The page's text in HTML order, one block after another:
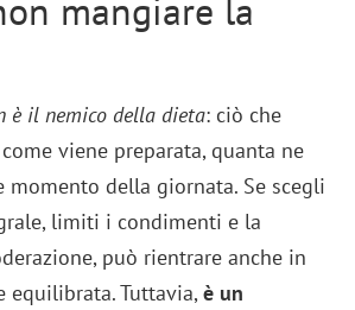
mangiare la
è il nemico della dieta: ciò che
viene preparata, quanta ne
momento della giornata. Se scegli
limiti i condimenti e la
può rientrare anche in
equilibrata. Tuttavia,è un